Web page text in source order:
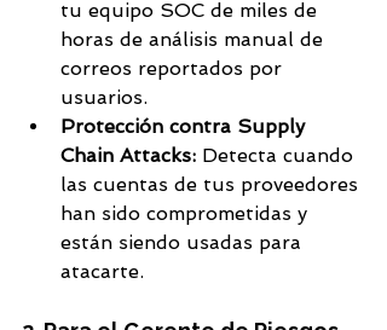
tu equipo SOC de miles de
horas de análisis manual de
correos reportados por
usuarios.
Protección contra Supply
Chain Attacks: Detecta cuando
las cuentas de tus proveedores
han sido comprometidas y
están siendo usadas para
atacarte.